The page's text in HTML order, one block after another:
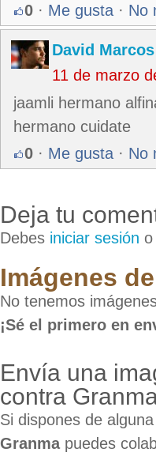
0 · Me gusta · No
David Marcos
11 de marzo
jaamli hermano
hermano cuidate
0 · Me gusta · No
Deja tu
Debes iniciar sesión
Imágenes
No tenemos
¡Sé el primero en
Envía una
contra
Si dispones de
Granmapuedes